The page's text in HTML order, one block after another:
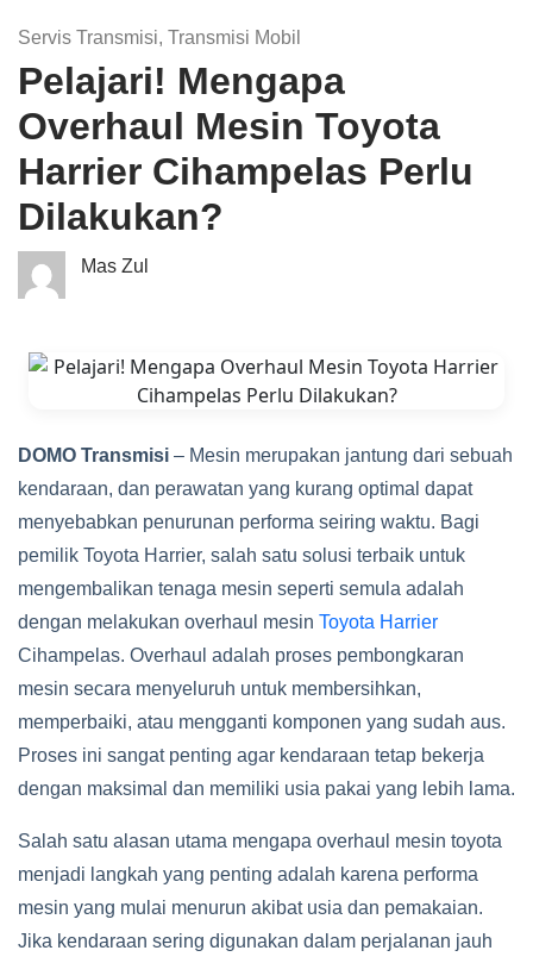
Servis Transmisi, Transmisi Mobil
Pelajari! Mengapa
Overhaul Mesin Toyota
Harrier Cihampelas Perlu
Dilakukan?
Mas Zul
DOMO Transmisi – Mesin merupakan jantung dari sebuah
kendaraan, dan perawatan yang kurang optimal dapat
menyebabkan penurunan performa seiring waktu. Bagi
pemilik Toyota Harrier, salah satu solusi terbaik untuk
mengembalikan tenaga mesin seperti semula adalah
dengan melakukan overhaul mesin Toyota Harrier
Cihampelas. Overhaul adalah proses pembongkaran
mesin secara menyeluruh untuk membersihkan,
memperbaiki, atau mengganti komponen yang sudah aus.
Proses ini sangat penting agar kendaraan tetap bekerja
dengan maksimal dan memiliki usia pakai yang lebih lama.
Salah satu alasan utama mengapa overhaul mesin toyota
menjadi langkah yang penting adalah karena performa
mesin yang mulai menurun akibat usia dan pemakaian.
Jika kendaraan sering digunakan dalam perjalanan jauh